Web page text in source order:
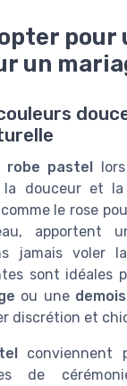
pour
un
robe pastel
la douceur et
le rose
apportent
jamais voler
sont idéales
ou une
discrétion et
conviennent
de